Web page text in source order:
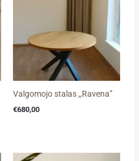
Valgomojo stalas ,,Ravena”
€680,00